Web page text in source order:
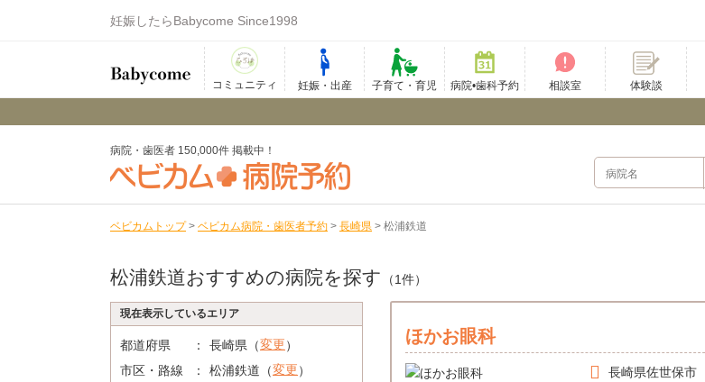
妊娠したらBabycome Since1998
コミュニティ 妊娠・出産 子育て・育児 病院•歯科予約 相談室 体験談
病院・歯医者 150,000件 掲載中！
ベビカムトップ > ベビカム病院・歯医者予約 > 長崎県 > 松浦鉄道
松浦鉄道おすすめの病院を探す （1件）
現在表示しているエリア
都道府県 長崎県（変更）
市区・路線
松浦鉄道（変更）
ほかお眼科
長崎県佐世保市